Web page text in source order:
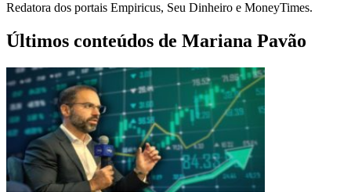
Redatora dos portais Empiricus, Seu Dinheiro e MoneyTimes.
Últimos conteúdos de Mariana Pavão